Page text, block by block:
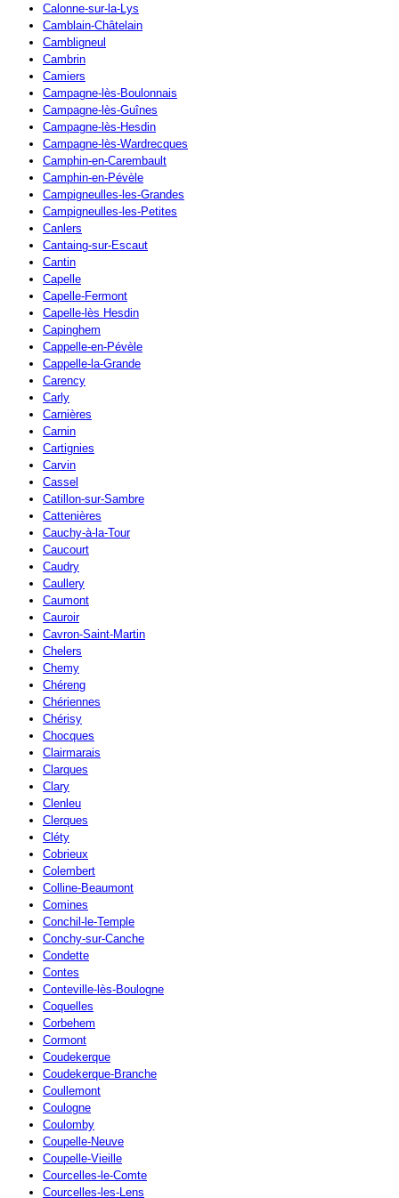
Calonne-sur-la-Lys
Camblain-Châtelain
Cambligneul
Cambrin
Camiers
Campagne-lès-Boulonnais
Campagne-lès-Guînes
Campagne-lès-Hesdin
Campagne-lès-Wardrecques
Camphin-en-Carembault
Camphin-en-Pévèle
Campigneulles-les-Grandes
Campigneulles-les-Petites
Canlers
Cantaing-sur-Escaut
Cantin
Capelle
Capelle-Fermont
Capelle-lès Hesdin
Capinghem
Cappelle-en-Pévèle
Cappelle-la-Grande
Carency
Carly
Carnières
Carnin
Cartignies
Carvin
Cassel
Catillon-sur-Sambre
Cattenières
Cauchy-à-la-Tour
Caucourt
Caudry
Caullery
Caumont
Cauroir
Cavron-Saint-Martin
Chelers
Chemy
Chéreng
Chériennes
Chérisy
Chocques
Clairmarais
Clarques
Clary
Clenleu
Clerques
Cléty
Cobrieux
Colembert
Colline-Beaumont
Comines
Conchil-le-Temple
Conchy-sur-Canche
Condette
Contes
Conteville-lès-Boulogne
Coquelles
Corbehem
Cormont
Coudekerque
Coudekerque-Branche
Coullemont
Coulogne
Coulomby
Coupelle-Neuve
Coupelle-Vieille
Courcelles-le-Comte
Courcelles-les-Lens